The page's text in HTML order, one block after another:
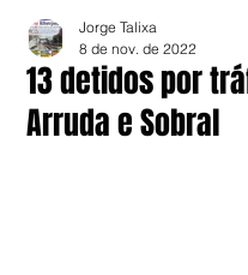
13 detidos por
Arruda e Sobral
Jorge Talixa
8 de nov. de 2022